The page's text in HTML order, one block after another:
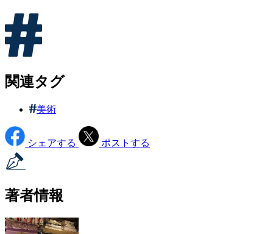
関連タグ
美術
シェアする ポストする
著者情報